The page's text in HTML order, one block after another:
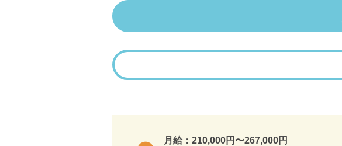
月給：210,000円〜267,000円